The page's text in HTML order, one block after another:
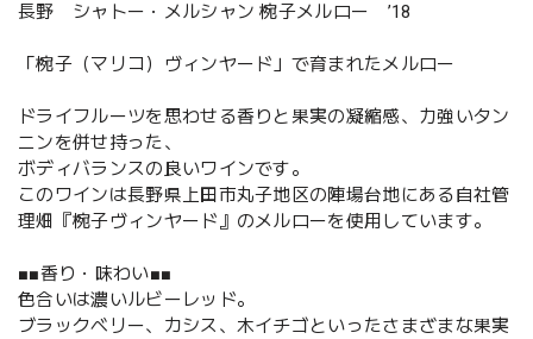
長野 シャトー・メルシャン 椀子メルロー ’18
「椀子（マリコ）ヴィンヤード」で育まれたメルロー
ドライフルーツを思わせる香りと果実の凝縮感、力強いタン
ニンを併せ持った、
ボディバランスの良いワインです。
このワインは長野県上田市丸子地区の陣場台地にある自社管
理畑『椀子ヴィンヤード』のメルローを使用しています。
■■香り・味わい■■
色合いは濃いルビーレッド。
ブラックベリー、カシス、木イチゴといったさまざまな果実